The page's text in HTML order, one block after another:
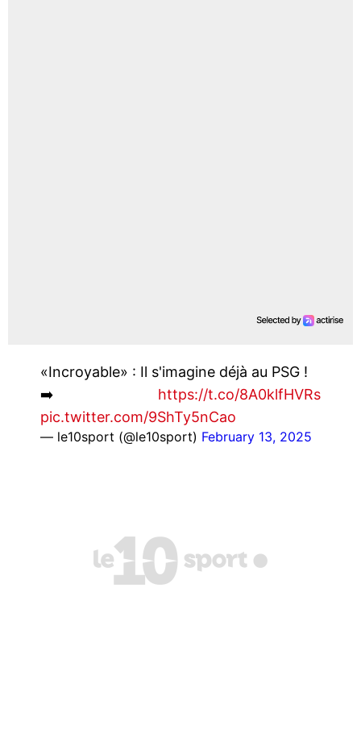
«Incroyable» : Il s'imagine déjà au PSG !
➡️ https://t.co/8A0klfHVRs
pic.twitter.com/9ShTy5nCao
— le10sport (@le10sport) February 13, 2025